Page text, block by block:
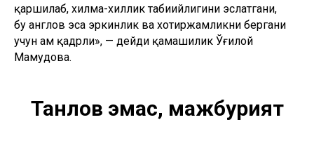
қаршилаб, хилма-хиллик табиийлигини эслатгани,
бу англов эса эркинлик ва хотиржамликни бергани
учун ҳам қадрли», — дейди қамашилик Ўғилой
Маҳмудова.
Танлов эмас, мажбурият